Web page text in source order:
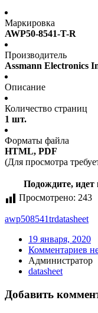
Маркировка
AWP50-8541-T-R
Производитель
Assmann Electronics
Описание
Количество страниц
1 шт.
Форматы файла
HTML, PDF
(Для просмотра
Подождите, идет
Просмотрено: 243
awp508541trdatasheet
19 января, 2020
Комментариев
Администратор
datasheet
Добавить